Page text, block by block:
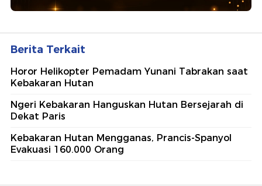
Berita Terkait
Horor Helikopter Pemadam Yunani Tabrakan saat
Kebakaran Hutan
Ngeri Kebakaran Hanguskan Hutan Bersejarah di
Dekat Paris
Kebakaran Hutan Mengganas, Prancis-Spanyol
Evakuasi 160.000 Orang